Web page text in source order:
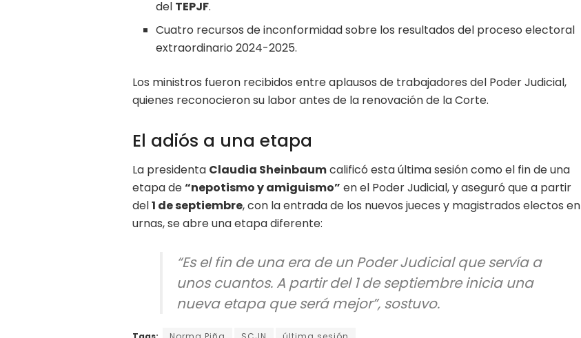
del TEPJF.
Cuatro recursos de inconformidad sobre los resultados del proceso electoral
extraordinario 2024-2025.
Los ministros fueron recibidos entre aplausos de trabajadores del Poder Judicial,
quienes reconocieron su labor antes de la renovación de la Corte.
El adiós a una etapa
La presidenta Claudia Sheinbaumcalificó esta última sesión como el fin de una
etapa de“nepotismo y amiguismo” en el Poder Judicial, y aseguró que a partir
del1 de septiembre, con la entrada de los nuevos jueces y magistrados electos en
urnas, se abre una etapa diferente:
“Es el fin de una era de un Poder Judicial que servía a
unos cuantos. A partir del 1 de septiembre inicia una
nueva etapa que será mejor”, sostuvo.